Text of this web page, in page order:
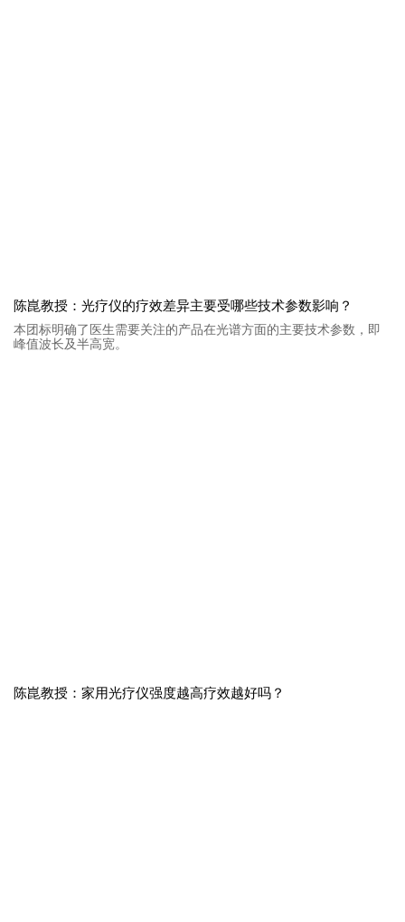
陈崑教授：光疗仪的疗效差异主要受哪些技术参数影响？
本团标明确了医生需要关注的产品在光谱方面的主要技术参数，即
峰值波长及半高宽。
陈崑教授：家用光疗仪强度越高疗效越好吗？